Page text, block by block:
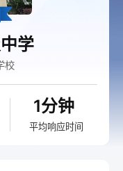
学
校
1分钟
平均响应时间